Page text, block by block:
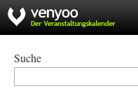
Suche